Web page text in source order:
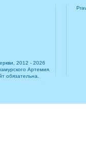
2012 - 2026
Артемия.
обязательна.